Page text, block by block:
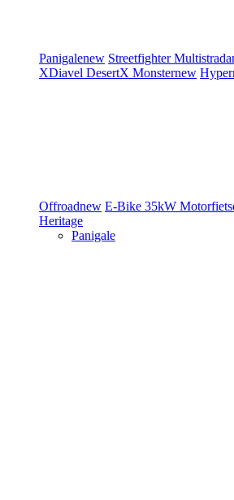
Panigalenew StreetfighterMultistrada
XDiavel DesertX Monsternew
Offroadnew E-Bike 35kW
Heritage
Panigale